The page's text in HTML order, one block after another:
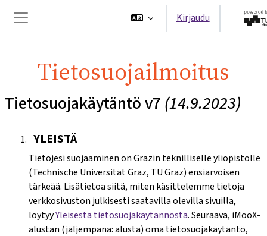
Sivupaneeli
Kirjaudu
Tietosuojailmoitus
Tietosuojakäytäntö v7 (14.9.2023)
YLEISTÄ
Tietojesi suojaaminen on Grazin teknilliselle yliopistolle
(Technische Universität Graz, TU Graz) ensiarvoisen
tärkeää. Lisätietoa siitä, miten käsittelemme tietoja
verkkosivuston julkisesti saatavilla olevilla sivuilla,
löytyyYleisestä tietosuojakäytännöstä. Seuraava, iMooX-
alustan (jäljempänä: alusta) oma tietosuojakäytäntö,